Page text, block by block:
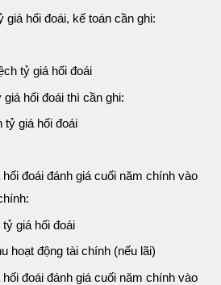
giá hối đoái, kế toán cần ghi:
tỷ giá hối đoái
hối đoái thì cần ghi:
tỷ giá hối đoái
đoái đánh giá cuối năm chính vào
giá hối đoái
hoạt động tài chính (nếu lãi)
đoái đánh giá cuối năm chính vào